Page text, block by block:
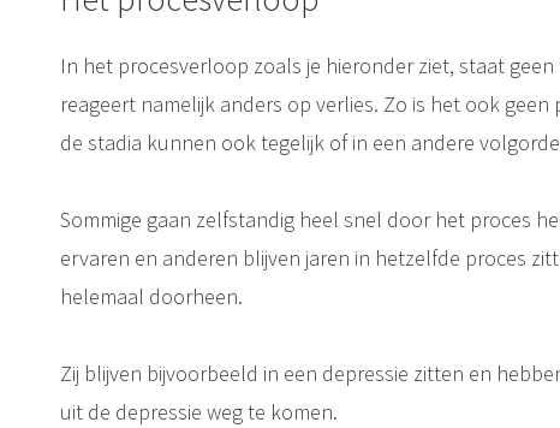
In het procesverloop zoals je hieronder ziet, staat
reageert namelijk anders op verlies. Zo is het ook
de stadia kunnen ook tegelijk of in een andere
Sommige gaan zelfstandig heel snel door het proces
ervaren en anderen blijven jaren in hetzelfde proces
helemaal doorheen.
Zij blijven bijvoorbeeld in een depressie zitten en
uit de depressie weg te komen.